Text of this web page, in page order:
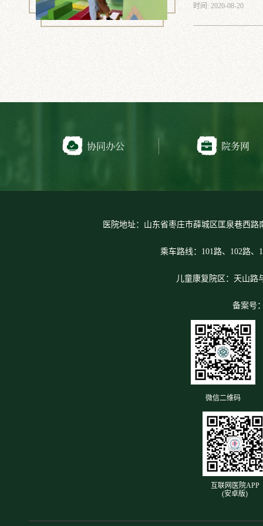
时间: 2020-08-20
协同办公 院务网
医院地址：山东省枣庄市薛城区匡泉巷西路
乘车路线：101路、102路、
儿童康复院区：天山路
备案号
微信二维码
互联网医院APP
(安卓版)